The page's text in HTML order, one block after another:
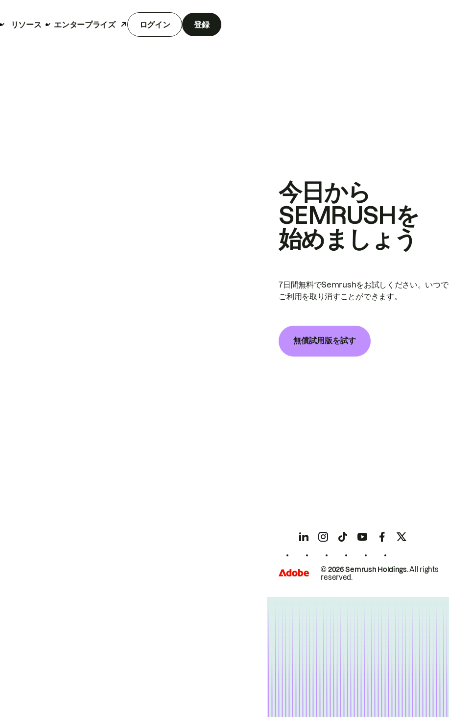
リソース エンタープライズ ログイン 登録
今日から
SEMRUSHを
始めましょう
7日間無料でSemrushをお試しください。いつ
ご利用を取り消すことができます。
無償試用版を試す
© 2026 Semrush Holdings.All rights
reserved.